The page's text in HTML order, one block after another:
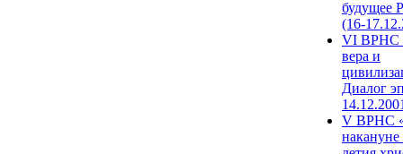
будущее
(16-
VI ВРНС
вера и
Диалог
V ВРНС
накануне